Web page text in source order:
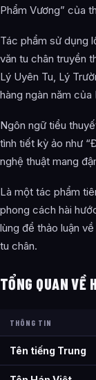
Tam Tông Thất
Thanh Trì
Kim Vũ
Tu Việt Tông
Tử Yên Môn
Hành Chúc
Vạn Dục
Trường Tiêu
Tuyết Ký
Tứ Mẫn Trì Thị
Phẩm Vương” của
Tác phẩm sử dụng
văn tu chân truyền
Lý Uyên Tu, Lý
hàng ngàn năm của
Ngôn ngữ tiểu
tình tiết kỳ ảo như
nghệ thuật mang
Là một tác phẩm
phong cách hài
lùng để thảo luận
tu chân.
TỔNG QUAN VỀ
THÔNG TIN
Tên tiếng Trung